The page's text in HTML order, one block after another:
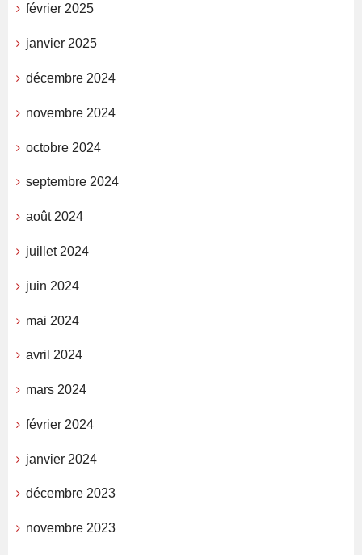
février 2025
janvier 2025
décembre 2024
novembre 2024
octobre 2024
septembre 2024
août 2024
juillet 2024
juin 2024
mai 2024
avril 2024
mars 2024
février 2024
janvier 2024
décembre 2023
novembre 2023